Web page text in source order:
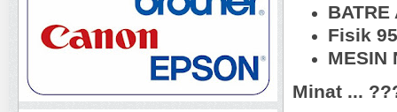
BATRE
Fisik
MESIN
Minat ...